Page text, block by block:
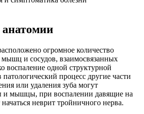
огромное количество
и сосудов, взаимосвязанных
воспаление одной структурной
процесс другие части
или удаления зуба могут
и мышцы, при воспалении давящие на
неврит тройничного нерва.